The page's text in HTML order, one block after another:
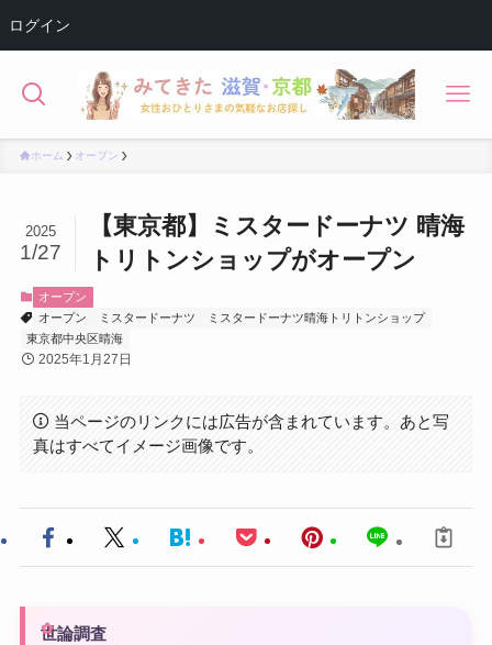
ログイン
ホーム オープン
【東京都】ミスタードーナツ 晴海
トリトンショップがオープン
2025
1/27
オープン
オープン
ミスタードーナツ
ミスタードーナツ晴海トリトンショップ
東京都中央区晴海
2025年1月27日
当ページのリンクには広告が含まれています。あと写
真はすべてイメージ画像です。
世論調査